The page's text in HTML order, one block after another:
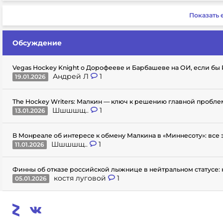
Показать
Обсуждение
Vegas Hockey Knight о Дорофееве и Барбашеве на ОИ, если бы
19.01.2026
Андрей Л 1
The Hockey Writers: Малкин — ключ к решению главной
13.01.2026
Шшшшщ.. 1
В Монреале об интересе к обмену Малкина в «Миннесоту»: все
11.01.2026
Шшшшщ.. 1
Финны об отказе российской лыжнице в нейтральном
05.01.2026
костя луговой 1